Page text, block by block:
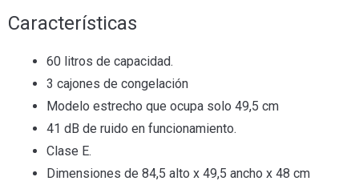
Características
60 litros de capacidad.
3 cajones de congelación
Modelo estrecho que ocupa solo 49,5 cm
41 dB de ruido en funcionamiento.
Clase E.
Dimensiones de 84,5 alto x 49,5 ancho x 48 cm